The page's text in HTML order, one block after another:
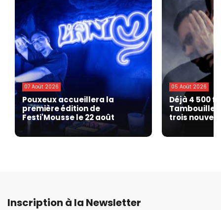
07 Août 2026
Pouxeux accueillera la
première édition de
Festi'Mousse le 22 août
05 Août 2026
Déjà 4 500
Tambouille
trois
Inscription à la Newsletter